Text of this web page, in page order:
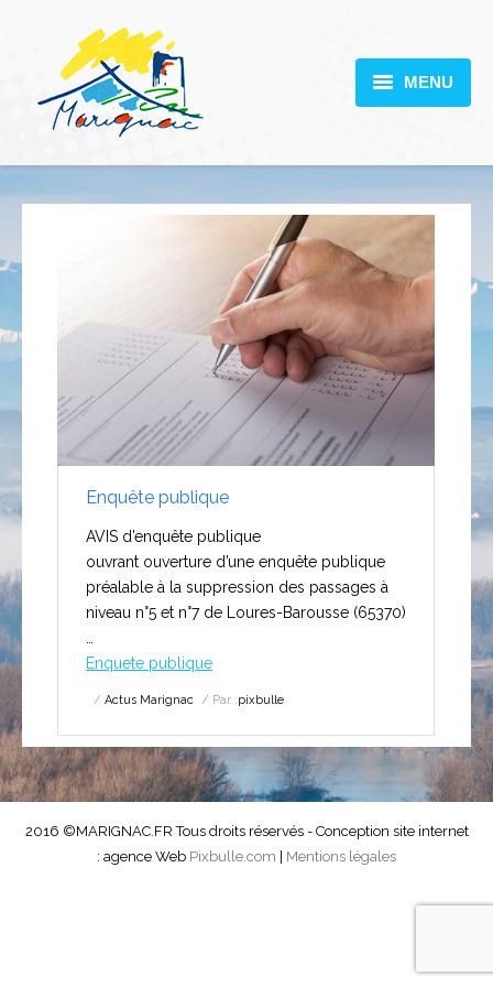
MENU
DÉCOUVERTE
VIE PRATIQUE
SCOLARITÉ
ACTUALITÉS
CONTACT
Enquête publique
AVIS d’enquête publique
ouvrant ouverture d’une enquête publique
préalable à la suppression des passages à
niveau n°5 et n°7 de Loures-Barousse (65370)
Enquete publique
Actus Marignac Par :pixbulle
2016 ©MARIGNAC.FR Tous droits réservés - Conception site internet
: agence Web Pixbulle.com Mentions légales